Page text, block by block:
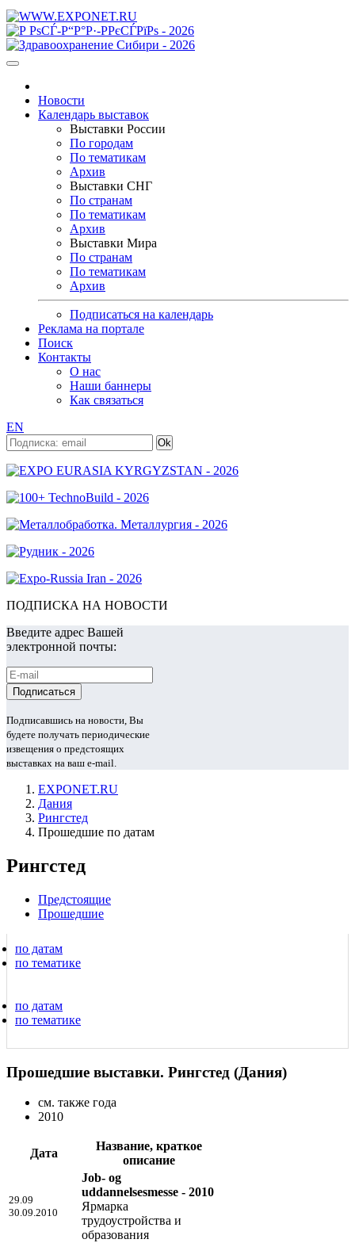
Новости
Календарь выставок
Выставки России
По городам
По тематикам
Архив
Выставки СНГ
По странам
По тематикам
Архив
Выставки Мира
По странам
По тематикам
Архив
Подписаться на календарь
Реклама на портале
Поиск
Контакты
О нас
Наши баннеры
Как связаться
EN
ПОДПИСКА НА НОВОСТИ
Введите адрес Вашей
электронной почты:
Подписавшись на новости, Вы
будете получать периодические
извещения о предстоящих
выставках на ваш e-mail.
EXPONET.RU
Дания
Рингстед
Прошедшие по датам
Рингстед
Предстоящие
Прошедшие
по датам
по тематике
по датам
по тематике
Прошедшие выставки. Рингстед (Дания)
см. также года
2010
Дата
Название, краткое
описание
29.09
30.09.2010
Job- og
uddannelsesmesse - 2010
Ярмарка
трудоустройства и
образования